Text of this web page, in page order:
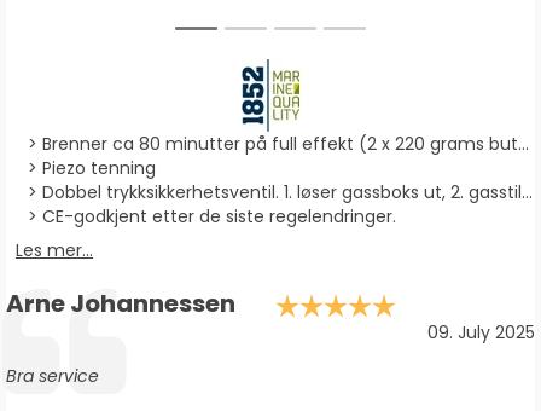
Brenner ca 80 minutter på full effekt (2 x 220 grams butangassbokser)
Piezo tenning
Dobbel trykksikkerhetsventil. 1. løser gassboks ut, 2. gasstilførsel stenges.
CE-godkjent etter de siste regelendringer.
Les mer...
Testimonial
Forfatter:
Arne Johannessen
Dato:
09. July 2025
Tekst:
Bra service